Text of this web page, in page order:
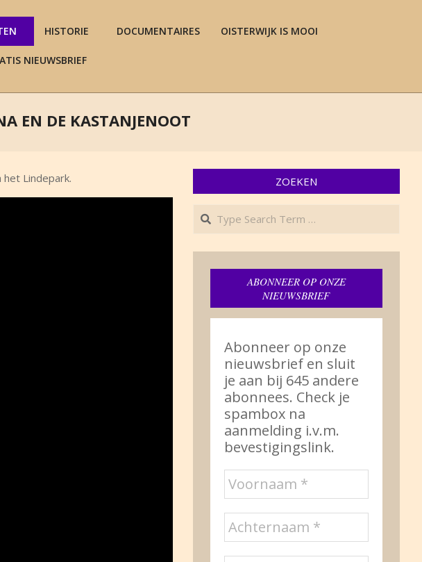
HISTORIE DOCUMENTAIRES OISTERWIJK IS MOOI
NIEUWSBRIEF
EN DE KASTANJENOOT
Lindepark. ZOEKEN
Search
ABONNEER OP ONZE
NIEUWSBRIEF
Abonneer op onze
nieuwsbrief en sluit
je aan bij 645 andere
abonnees. Check je
spambox na
aanmelding i.v.m.
bevestigingslink.